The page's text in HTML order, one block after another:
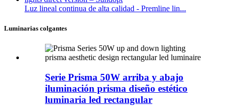
Luz lineal continua de alta calidad - Premline lin...
Luminarias colgantes
Serie Prisma 50W arriba y abajo
iluminación prisma diseño estético
luminaria led rectangular